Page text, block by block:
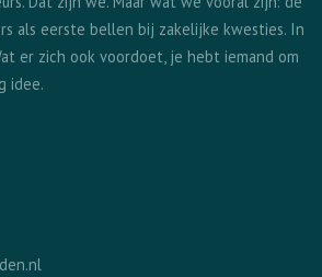
als eerste bellen bij zakelijke kwesties. In
er zich ook voordoet, je hebt iemand om
idee.